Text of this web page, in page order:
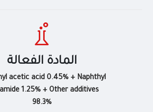
المادة الفعالة
acetic acid 0.45% + Naphthyl
1.25% + Other additives
98.3%